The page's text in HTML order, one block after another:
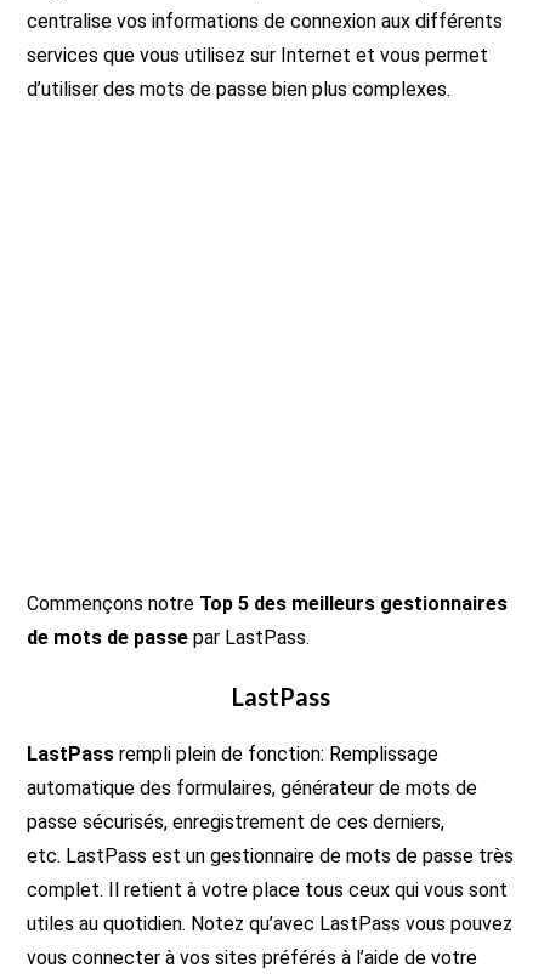
centralise vos informations de connexion aux différents
services que vous utilisez sur Internet et vous permet
d’utiliser des mots de passe bien plus complexes.
Commençons notre Top 5 des meilleurs gestionnaires
de mots de passepar LastPass.
LastPass
LastPass rempli plein de fonction: Remplissage
automatique des formulaires, générateur de mots de
passe sécurisés, enregistrement de ces derniers,
etc. LastPass est un gestionnaire de mots de passe très
complet. Il retient à votre place tous ceux qui vous sont
utiles au quotidien. Notez qu’avec LastPass vous pouvez
vous connecter à vos sites préférés à l’aide de votre